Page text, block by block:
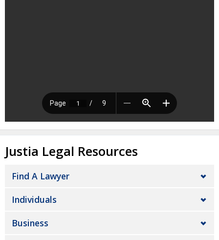
Justia Legal Resources
Find A Lawyer
Individuals
Business